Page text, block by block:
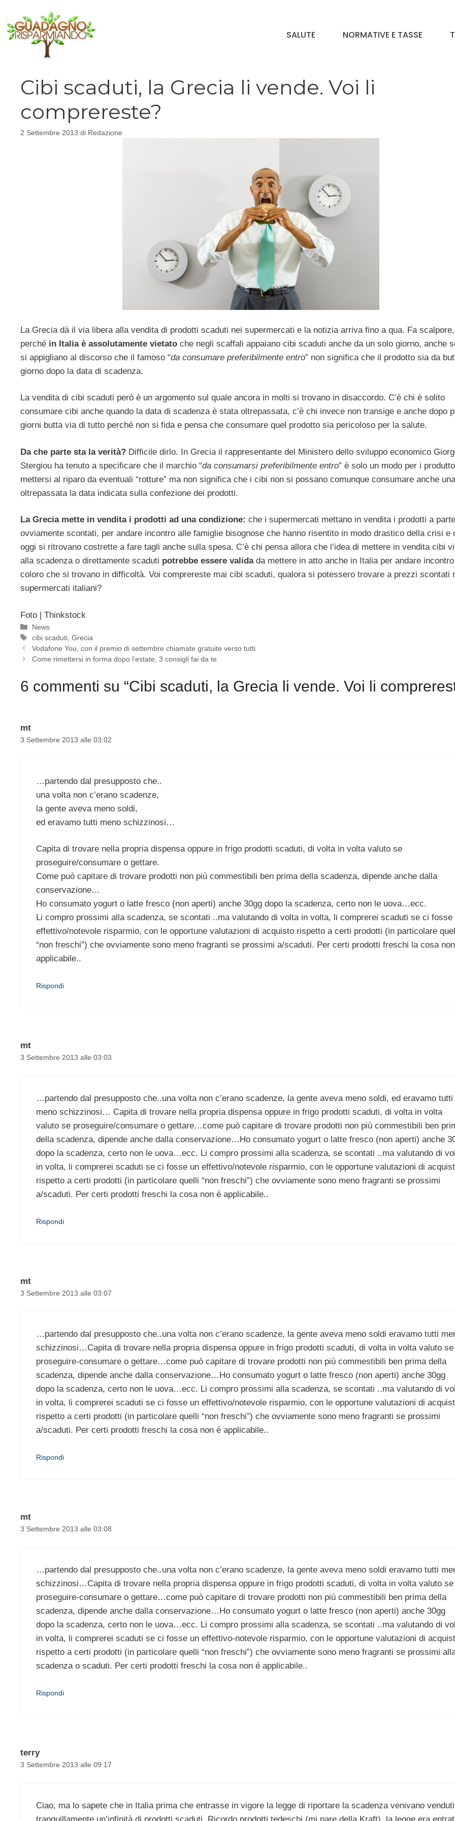
contenuto
SALUTE NORMATIVE E TASSE
Cibi scaduti, la Grecia li vende. Voi li
comprereste?
2 Settembre 2013 di Redazione
La Grecia dà il via libera alla vendita di prodotti scaduti nei supermercati e la notizia arriva fino a qua. Fa scalpore,
perché in Italia è assolutamente vietato che negli scaffali appaiano cibi scaduti anche da un solo giorno, anche
si appigliano al discorso che il famoso “da consumare preferibilmente entro” non significa che il prodotto sia da
giorno dopo la data di scadenza.
La vendita di cibi scaduti però è un argomento sul quale ancora in molti si trovano in disaccordo. C’è chi è solito
consumare cibi anche quando la data di scadenza è stata oltrepassata, c’è chi invece non transige e anche dopo
giorni butta via di tutto perché non si fida e pensa che consumare quel prodotto sia pericoloso per la salute.
Da che parte sta la verità? Difficile dirlo. In Grecia il rappresentante del Ministero dello sviluppo economico
Stergiou ha tenuto a specificare che il marchio “da consumarsi preferibilmente entro” è solo un modo per i
mettersi al riparo da eventuali “rotture” ma non significa che i cibi non si possano comunque consumare anche
oltrepassata la data indicata sulla confezione dei prodotti.
La Grecia mette in vendita i prodotti ad una condizione: che i supermercati mettano in vendita i prodotti a
ovviamente scontati, per andare incontro alle famiglie bisognose che hanno risentito in modo drastico della crisi e
oggi si ritrovano costrette a fare tagli anche sulla spesa. C’è chi pensa allora che l’idea di mettere in vendita cibi
alla scadenza o direttamente scaduti potrebbe essere validada mettere in atto anche in Italia per andare
coloro che si trovano in difficoltà. Voi comprereste mai cibi scaduti, qualora si potessero trovare a prezzi scontati
supermercati italiani?
Foto | Thinkstock
Categorie
News
Tag
cibi scaduti ,Grecia
Vodafone You, con il premio di settembre chiamate gratuite verso tutti
Come rimettersi in forma dopo l’estate, 3 consigli fai da te
6 commenti su “Cibi scaduti, la Grecia li vende. Voi li
mt
3 Settembre 2013 alle 03:02
…partendo dal presupposto che..
una volta non c’erano scadenze,
la gente aveva meno soldi,
ed eravamo tutti meno schizzinosi…
Capita di trovare nella propria dispensa oppure in frigo prodotti scaduti, di volta in volta valuto se
proseguire/consumare o gettare.
Come può capitare di trovare prodotti non più commestibili ben prima della scadenza, dipende anche dalla
conservazione…
Ho consumato yogurt o latte fresco (non aperti) anche 30gg dopo la scadenza, certo non le uova…ecc.
Li compro prossimi alla scadenza, se scontati ..ma valutando di volta in volta, li comprerei scaduti se ci fosse
effettivo/notevole risparmio, con le opportune valutazioni di acquisto rispetto a certi prodotti (in particolare
“non freschi”) che ovviamente sono meno fragranti se prossimi a/scaduti. Per certi prodotti freschi la cosa
applicabile..
Rispondi
mt
3 Settembre 2013 alle 03:03
…partendo dal presupposto che..una volta non c’erano scadenze, la gente aveva meno soldi, ed eravamo tutti
meno schizzinosi… Capita di trovare nella propria dispensa oppure in frigo prodotti scaduti, di volta in volta
valuto se proseguire/consumare o gettare…come può capitare di trovare prodotti non più commestibili ben
della scadenza, dipende anche dalla conservazione…Ho consumato yogurt o latte fresco (non aperti) anche
dopo la scadenza, certo non le uova…ecc. Li compro prossimi alla scadenza, se scontati ..ma valutando di
in volta, li comprerei scaduti se ci fosse un effettivo/notevole risparmio, con le opportune valutazioni di
rispetto a certi prodotti (in particolare quelli “non freschi”) che ovviamente sono meno fragranti se prossimi
a/scaduti. Per certi prodotti freschi la cosa non é applicabile..
Rispondi
mt
3 Settembre 2013 alle 03:07
…partendo dal presupposto che..una volta non c’erano scadenze, la gente aveva meno soldi eravamo tutti
schizzinosi…Capita di trovare nella propria dispensa oppure in frigo prodotti scaduti, di volta in volta valuto se
proseguire-consumare o gettare…come può capitare di trovare prodotti non più commestibili ben prima della
scadenza, dipende anche dalla conservazione…Ho consumato yogurt o latte fresco (non aperti) anche 30gg
dopo la scadenza, certo non le uova…ecc. Li compro prossimi alla scadenza, se scontati ..ma valutando di
in volta, li comprerei scaduti se ci fosse un effettivo/notevole risparmio, con le opportune valutazioni di
rispetto a certi prodotti (in particolare quelli “non freschi”) che ovviamente sono meno fragranti se prossimi
a/scaduti. Per certi prodotti freschi la cosa non é applicabile..
Rispondi
mt
3 Settembre 2013 alle 03:08
…partendo dal presupposto che..una volta non c’erano scadenze, la gente aveva meno soldi eravamo tutti
schizzinosi…Capita di trovare nella propria dispensa oppure in frigo prodotti scaduti, di volta in volta valuto se
proseguire-consumare o gettare…come può capitare di trovare prodotti non più commestibili ben prima della
scadenza, dipende anche dalla conservazione…Ho consumato yogurt o latte fresco (non aperti) anche 30gg
dopo la scadenza, certo non le uova…ecc. Li compro prossimi alla scadenza, se scontati ..ma valutando di
in volta, li comprerei scaduti se ci fosse un effettivo-notevole risparmio, con le opportune valutazioni di
rispetto a certi prodotti (in particolare quelli “non freschi”) che ovviamente sono meno fragranti se prossimi
scadenza o scaduti. Per certi prodotti freschi la cosa non é applicabile..
Rispondi
terry
3 Settembre 2013 alle 09:17
Ciao, ma lo sapete che in Italia prima che entrasse in vigore la legge di riportare la scadenza venivano venduti